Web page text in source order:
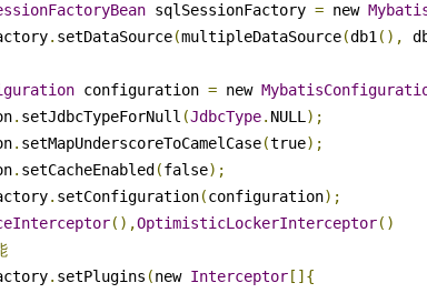
sqlSessionFactory = new
. setDataSource(multipleDataSource(db1 (),
configuration = new
. setJdbcTypeForNull (JdbcType. NULL );
. setMapUnderscoreToCamelCase(true);
. setCacheEnabled (false);
. setConfiguration(configuration);
(),OptimisticLockerInterceptor()
. setPlugins (new Interceptor []{